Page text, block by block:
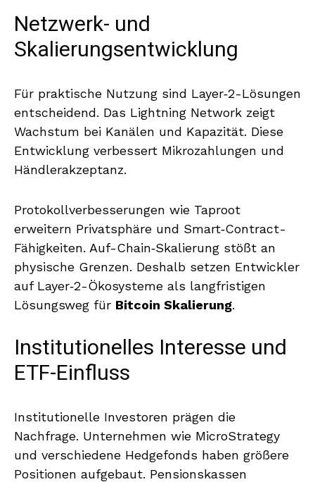
Netzwerk- und
Skalierungsentwicklung
Für praktische Nutzung sind Layer‑2-Lösungen
entscheidend. Das Lightning Network zeigt
Wachstum bei Kanälen und Kapazität. Diese
Entwicklung verbessert Mikrozahlungen und
Händlerakzeptanz.
Protokollverbesserungen wie Taproot
erweitern Privatsphäre und Smart‑Contract-
Fähigkeiten. Auf-Chain‑Skalierung stößt an
physische Grenzen. Deshalb setzen Entwickler
auf Layer‑2-Ökosysteme als langfristigen
Lösungsweg für Bitcoin Skalierung.
Institutionelles Interesse und
ETF-Einfluss
Institutionelle Investoren prägen die
Nachfrage. Unternehmen wie MicroStrategy
und verschiedene Hedgefonds haben größere
Positionen aufgebaut. Pensionskassen